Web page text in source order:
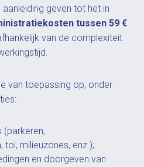
geven tot het in
tussen 59 €
van de complexiteit
van toepassing op, onder
(parkeren,
tol, milieuzones, enz.);
en doorgeven van